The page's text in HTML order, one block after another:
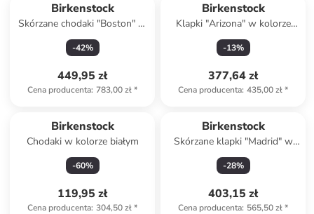
Birkenstock
Skórzane chodaki "Boston" w
kolorze beżowym
-42%
449,95 zł
Cena producenta: 783,00 zł*
Birkenstock
Klapki "Arizona" w kolorze
jasnobrązowym
-13%
377,64 zł
Cena producenta: 435,00 zł*
Birkenstock
Chodaki w kolorze białym
-60%
119,95 zł
Cena producenta: 304,50 zł*
Birkenstock
Skórzane klapki "Madrid" w
kolorze czarnym
-28%
403,15 zł
Cena producenta: 565,50 zł*